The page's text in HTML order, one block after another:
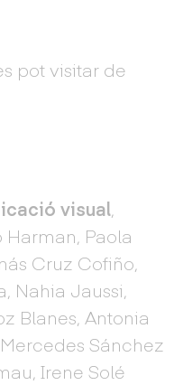
pot visitar de
visual,
Paola
Cruz Cofiño,
Nahia Jaussi,
Blanes, Antonia
Sánchez
Irene Solé